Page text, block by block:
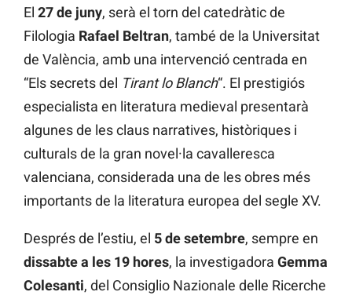
El 27 de juny, serà el torn del catedràtic de
Filologia Rafael Beltran, també de la Universitat
de València, amb una intervenció centrada en
“Els secrets del Tirant lo Blanch“. El prestigiós
especialista en literatura medieval presentarà
algunes de les claus narratives, històriques i
culturals de la gran novel·la cavalleresca
valenciana, considerada una de les obres més
importants de la literatura europea del segle XV.
Després de l’estiu, el 5 de setembre, sempre en
dissabte a les 19 hores, la investigadora Gemma
Colesanti, del Consiglio Nazionale delle Ricerche